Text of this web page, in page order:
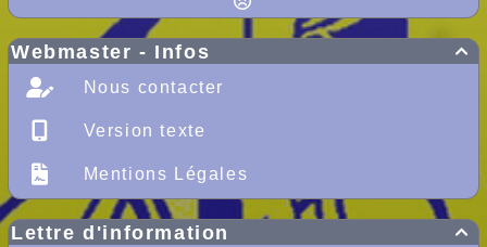

Webmaster - Infos
Nous contacter
Version texte
Mentions Légales

Lettre d'information